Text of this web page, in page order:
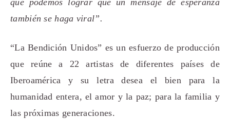
también se haga viral”.
“La Bendición Unidos” es un esfuerzo de producción
que reúne a 22 artistas de diferentes países de
Iberoamérica y su letra desea el bien para la
humanidad entera, el amor y la paz; para la familia y
las próximas generaciones.